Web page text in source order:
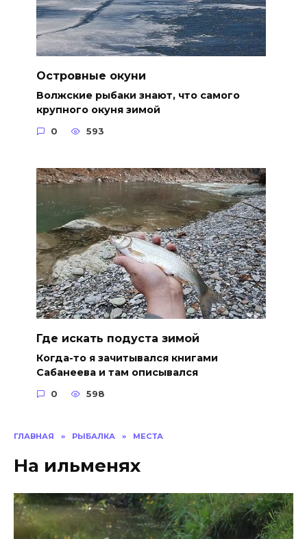
ГЛАВНАЯ » РЫБАЛКА » МЕСТА
На ильменях
Островные окуни
Волжские рыбаки знают, что самого
крупного окуня зимой
0 593
Где искать подуста зимой
Когда-то я зачитывался книгами
Сабанеева и там описывался
0 598